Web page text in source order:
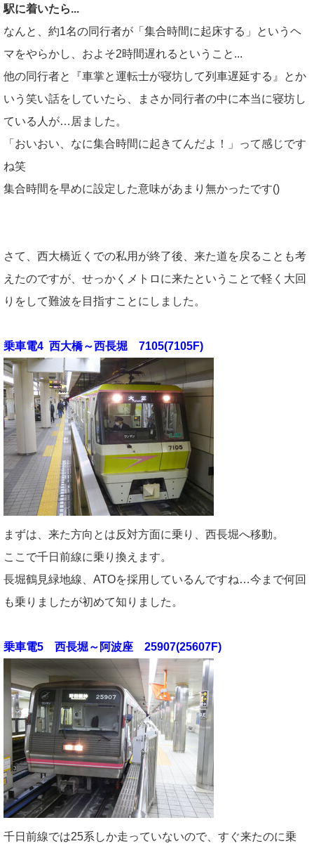
駅に着いたら...
なんと、約1名の同行者が「集合時間に起床する」というヘ
マをやらかし、およそ2時間遅れるということ...
他の同行者と『車掌と運転士が寝坊して列車遅延する』とか
いう笑い話をしていたら、まさか同行者の中に本当に寝坊し
ている人が…居ました。
「おいおい、なに集合時間に起きてんだよ！」って感じです
ね笑
集合時間を早めに設定した意味があまり無かったです()
さて、西大橋近くでの私用が終了後、来た道を戻ることも考
えたのですが、せっかくメトロに来たということで軽く大回
りをして難波を目指すことにしました。
乗車電4 西大橋～西長堀 7105(7105F)
まずは、来た方向とは反対方面に乗り、西長堀へ移動。
ここで千日前線に乗り換えます。
長堀鶴見緑地線、ATOを採用しているんですね…今まで何回
も乗りましたが初めて知りました。
乗車電5 西長堀～阿波座 25907(25607F)
千日前線では25系しか走っていないので、すぐ来たのに乗